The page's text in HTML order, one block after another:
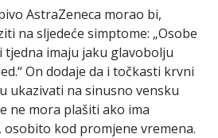
AstraZeneca morao bi,
na sljedeće simptome: „Osobe
tjedna imaju jaku glavobolju
On dodaje da i točkasti krvni
ukazivati na sinusno vensku
ne mora plašiti ako ima
kod promjene vremena.